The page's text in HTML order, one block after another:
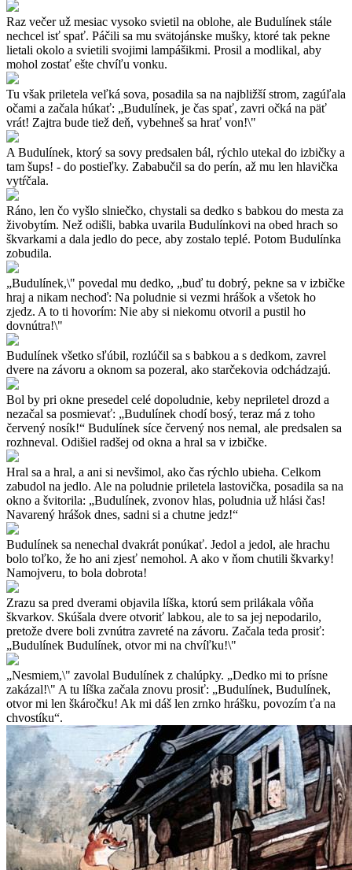
Raz večer už mesiac vysoko svietil na oblohe, ale Budulínek stále
nechcel isť spať. Páčili sa mu svätojánske mušky, ktoré tak pekne
lietali okolo a svietili svojimi lampášikmi. Prosil a modlikal, aby
mohol zostať ešte chvíľu vonku.
Tu však priletela veľká sova, posadila sa na najbližší strom, zagúľala
očami a začala húkať: „Budulínek, je čas spať, zavri očká na päť
vrát! Zajtra bude tiež deň, vybehneš sa hrať von!\"
A Budulínek, ktorý sa sovy predsalen bál, rýchlo utekal do izbičky a
tam šups! - do postieľky. Zababučil sa do perín, až mu len hlavička
vytŕčala.
Ráno, len čo vyšlo slniečko, chystali sa dedko s babkou do mesta za
živobytím. Než odišli, babka uvarila Budulínkovi na obed hrach so
škvarkami a dala jedlo do pece, aby zostalo teplé. Potom Budulínka
zobudila.
„Budulínek,\" povedal mu dedko, „buď tu dobrý, pekne sa v izbičke
hraj a nikam nechoď: Na poludnie si vezmi hrášok a všetok ho
zjedz. A to ti hovorím: Nie aby si niekomu otvoril a pustil ho
dovnútra!\"
Budulínek všetko sľúbil, rozlúčil sa s babkou a s dedkom, zavrel
dvere na závoru a oknom sa pozeral, ako starčekovia odchádzajú.
Bol by pri okne presedel celé dopoludnie, keby nepriletel drozd a
nezačal sa posmievať: „Budulínek chodí bosý, teraz má z toho
červený nosík!“ Budulínek síce červený nos nemal, ale predsalen sa
rozhneval. Odišiel radšej od okna a hral sa v izbičke.
Hral sa a hral, a ani si nevšimol, ako čas rýchlo ubieha. Celkom
zabudol na jedlo. Ale na poludnie priletela lastovička, posadila sa na
okno a švitorila: „Budulínek, zvonov hlas, poludnia už hlási čas!
Navarený hrášok dnes, sadni si a chutne jedz!“
Budulínek sa nenechal dvakrát ponúkať. Jedol a jedol, ale hrachu
bolo toľko, že ho ani zjesť nemohol. A ako v ňom chutili škvarky!
Namojveru, to bola dobrota!
Zrazu sa pred dverami objavila líška, ktorú sem prilákala vôňa
škvarkov. Skúšala dvere otvoriť labkou, ale to sa jej nepodarilo,
pretože dvere boli zvnútra zavreté na závoru. Začala teda prosiť:
„Budulínek Budulínek, otvor mi na chvíľku!\"
„Nesmiem,\" zavolal Budulínek z chalúpky. „Dedko mi to prísne
zakázal!\" A tu líška začala znovu prosiť: „Budulínek, Budulínek,
otvor mi len škáročku! Ak mi dáš len zrnko hrášku, povozím ťa na
chvostíku“.